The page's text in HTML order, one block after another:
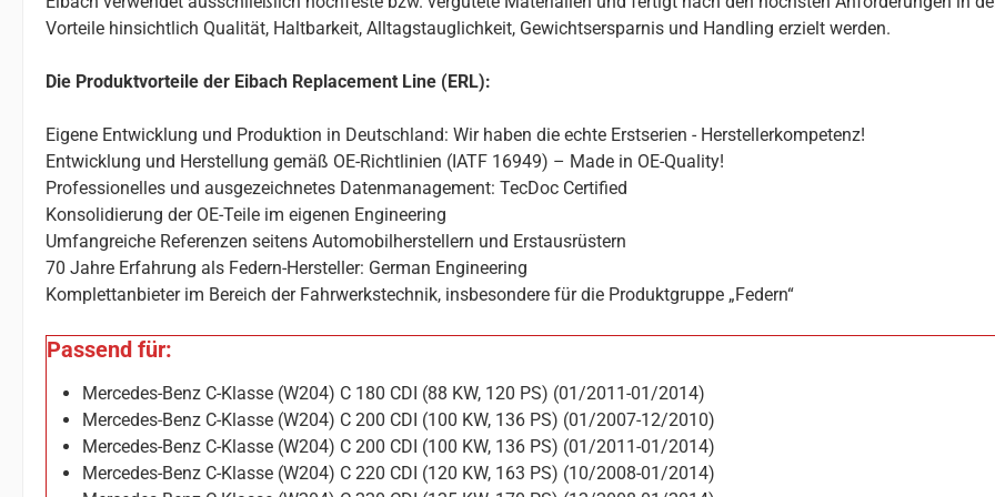
Vorteile hinsichtlich Qualität, Haltbarkeit, Alltagstauglichkeit, Gewichtsersparnis und Handling erzielt werden.
Die Produktvorteile der Eibach Replacement Line (ERL):
Eigene Entwicklung und Produktion in Deutschland: Wir haben die echte Erstserien - Herstellerkompetenz!
Entwicklung und Herstellung gemäß OE-Richtlinien (IATF 16949) – Made in OE-Quality!
Professionelles und ausgezeichnetes Datenmanagement: TecDoc Certified
Konsolidierung der OE-Teile im eigenen Engineering
Umfangreiche Referenzen seitens Automobilherstellern und Erstausrüstern
70 Jahre Erfahrung als Federn-Hersteller: German Engineering
Komplettanbieter im Bereich der Fahrwerkstechnik, insbesondere für die Produktgruppe „Federn“
Passend für:
Mercedes-Benz C-Klasse (W204) C 180 CDI (88 KW, 120 PS) (01/2011-01/2014)
Mercedes-Benz C-Klasse (W204) C 200 CDI (100 KW, 136 PS) (01/2007-12/2010)
Mercedes-Benz C-Klasse (W204) C 200 CDI (100 KW, 136 PS) (01/2011-01/2014)
Mercedes-Benz C-Klasse (W204) C 220 CDI (120 KW, 163 PS) (10/2008-01/2014)